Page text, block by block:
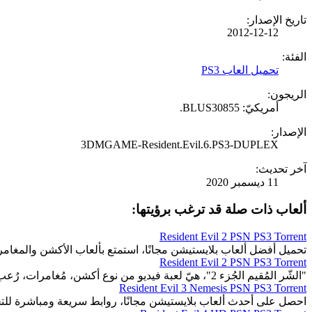
تاريخ الإصدار:
2012-12-12
الفئة:
تحميل العاب PS3
الريجون:
أمريكيّ: BLUS30855.
الإصدار:
3DMGAME-Resident.Evil.6.PS3-DUPLEX
آخر تحديث:
11 ديسمبر 2020
ألعاب ذات صلة قد ترغب برؤيتها:
Resident Evil 2 PSN PS3 Torrent
تحميل أفضل ألعاب بلايستيشن مجانًا، استمتع بألعاب الأكشن
Resident Evil 2 PSN PS3 Torrent
"الشّر المُقيم الجُزء 2"، هيّ لعبة فيديو من نوع أكشن، مُغامرات، رُعب البقاء.
Resident Evil 3 Nemesis PSN PS3 Torrent
احصل على أحدث ألعاب بلايستيشن مجانًا، روابط سريعة ومباشرة